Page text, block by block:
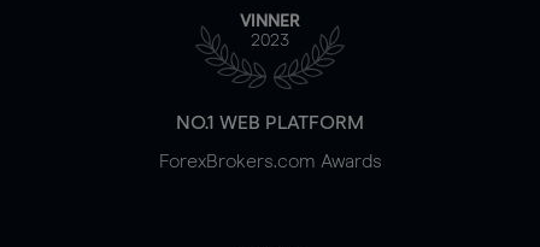
VINNER
2023
NO.1 WEB PLATFORM
ForexBrokers.com Awards